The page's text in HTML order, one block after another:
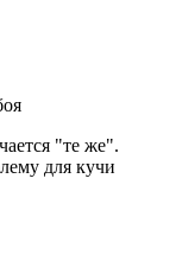
"те же".
для кучи